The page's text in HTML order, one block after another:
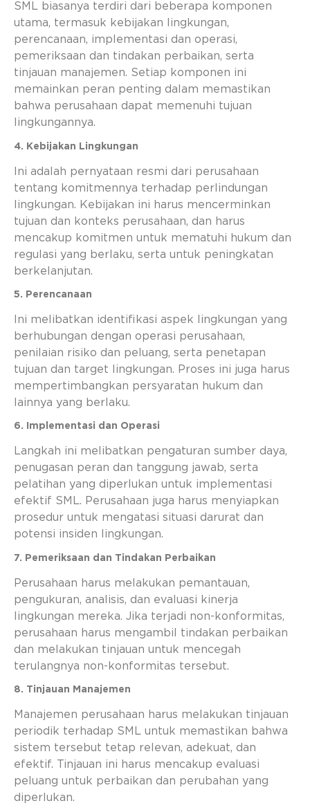
SML biasanya terdiri dari beberapa komponen
utama, termasuk kebijakan lingkungan,
perencanaan, implementasi dan operasi,
pemeriksaan dan tindakan perbaikan, serta
tinjauan manajemen. Setiap komponen ini
memainkan peran penting dalam memastikan
bahwa perusahaan dapat memenuhi tujuan
lingkungannya.
4. Kebijakan Lingkungan
Ini adalah pernyataan resmi dari perusahaan
tentang komitmennya terhadap perlindungan
lingkungan. Kebijakan ini harus mencerminkan
tujuan dan konteks perusahaan, dan harus
mencakup komitmen untuk mematuhi hukum dan
regulasi yang berlaku, serta untuk peningkatan
berkelanjutan.
5. Perencanaan
Ini melibatkan identifikasi aspek lingkungan yang
berhubungan dengan operasi perusahaan,
penilaian risiko dan peluang, serta penetapan
tujuan dan target lingkungan. Proses ini juga harus
mempertimbangkan persyaratan hukum dan
lainnya yang berlaku.
6. Implementasi dan Operasi
Langkah ini melibatkan pengaturan sumber daya,
penugasan peran dan tanggung jawab, serta
pelatihan yang diperlukan untuk implementasi
efektif SML. Perusahaan juga harus menyiapkan
prosedur untuk mengatasi situasi darurat dan
potensi insiden lingkungan.
7. Pemeriksaan dan Tindakan Perbaikan
Perusahaan harus melakukan pemantauan,
pengukuran, analisis, dan evaluasi kinerja
lingkungan mereka. Jika terjadi non-konformitas,
perusahaan harus mengambil tindakan perbaikan
dan melakukan tinjauan untuk mencegah
terulangnya non-konformitas tersebut.
8. Tinjauan Manajemen
Manajemen perusahaan harus melakukan tinjauan
periodik terhadap SML untuk memastikan bahwa
sistem tersebut tetap relevan, adekuat, dan
efektif. Tinjauan ini harus mencakup evaluasi
peluang untuk perbaikan dan perubahan yang
diperlukan.